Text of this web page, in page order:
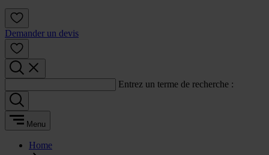
Demander un devis
Entrez un terme de recherche :
Menu
Home